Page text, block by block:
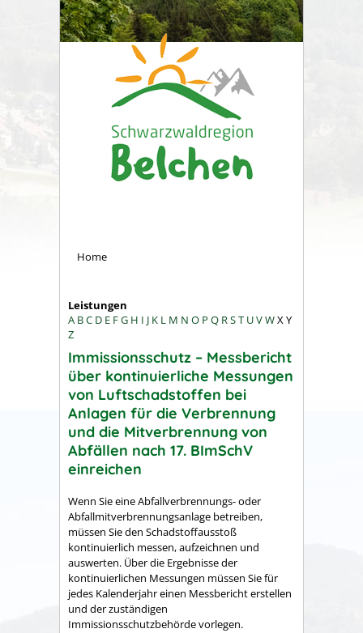
Home
Leistungen
A BC D E FG H I J K L M N O P Q RST UVWXY
Z
Immissionsschutz – Messbericht
über kontinuierliche Messungen
von Luftschadstoffen bei
Anlagen für die Verbrennung
und die Mitverbrennung von
Abfällen nach 17. BImSchV
einreichen
Wenn Sie eine Abfallverbrennungs- oder
Abfallmitverbrennungsanlage betreiben,
müssen Sie den Schadstoffausstoß
kontinuierlich messen, aufzeichnen und
auswerten. Über die Ergebnisse der
kontinuierlichen Messungen müssen Sie für
jedes Kalenderjahr einen Messbericht erstellen
und der zuständigen
Immissionsschutzbehörde vorlegen.